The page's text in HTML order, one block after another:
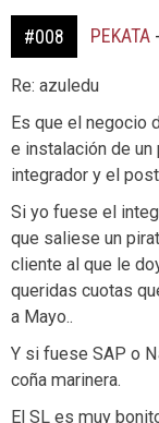
#008 PEKATA -
Re: azuledu
Es que el negocio
e instalación de un
integrador y el
Si yo fuese el
que saliese un
cliente al que le
queridas cuotas
a Mayo..
Y si fuese SAP o
coña marinera.
El SL es muy